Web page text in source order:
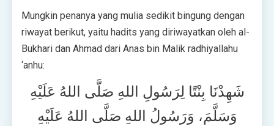
Mungkin penanya yang mulia sedikit bingung dengan
riwayat berikut, yaitu hadits yang diriwayatkan oleh al-
Bukhari dan Ahmad dari Anas bin Malik radhiyallahu
‘anhu:
شَهِدْنَا بِنْتًا لِرَسُولِ اللهِ صَلَّى اللهُ عَلَيْهِ
وَسَلَّمَ، وَرَسُولُ اللهِ صَلَّى اللهُ عَلَيْهِ